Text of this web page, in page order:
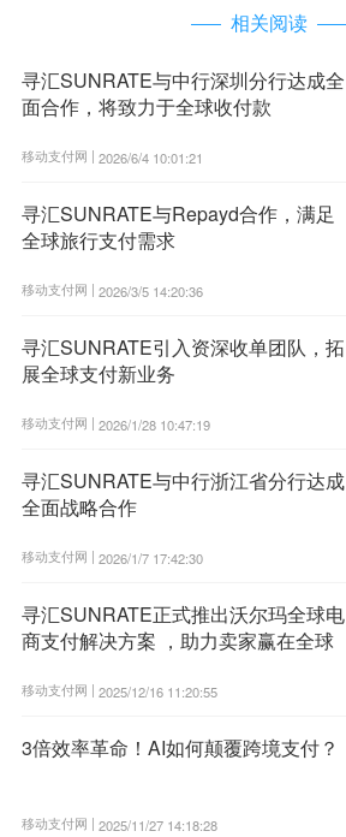
相关阅读
寻汇SUNRATE与中行深圳分行达成全
面合作，将致力于全球收付款
移动支付网 | 2026/6/4 10:01:21
寻汇SUNRATE与Repayd合作，满足
全球旅行支付需求
移动支付网 | 2026/3/5 14:20:36
寻汇SUNRATE引入资深收单团队，拓
展全球支付新业务
移动支付网 | 2026/1/28 10:47:19
寻汇SUNRATE与中行浙江省分行达成
全面战略合作
移动支付网 | 2026/1/7 17:42:30
寻汇SUNRATE正式推出沃尔玛全球电
商支付解决方案 ，助力卖家赢在全球
移动支付网 | 2025/12/16 11:20:55
3倍效率革命！AI如何颠覆跨境支付？
移动支付网 | 2025/11/27 14:18:28